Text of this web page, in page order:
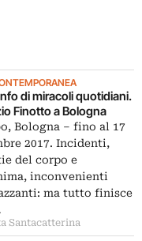
di miracoli quotidiani.
Finotto a Bologna
Bologna – fino al 17
2017. Incidenti,
del corpo e
inconvenienti
ma tutto finisce
Santacatterina